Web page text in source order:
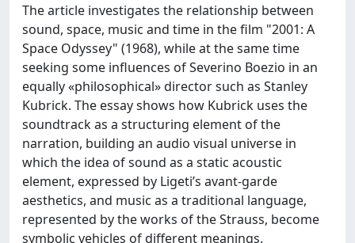
The article investigates the relationship between
sound, space, music and time in the film "2001: A
Space Odyssey" (1968), while at the same time
seeking some influences of Severino Boezio in an
equally «philosophical» director such as Stanley
Kubrick. The essay shows how Kubrick uses the
soundtrack as a structuring element of the
narration, building an audio visual universe in
which the idea of sound as a static acoustic
element, expressed by Ligeti’s avant-garde
aesthetics, and music as a traditional language,
represented by the works of the Strauss, become
symbolic vehicles of different meanings.